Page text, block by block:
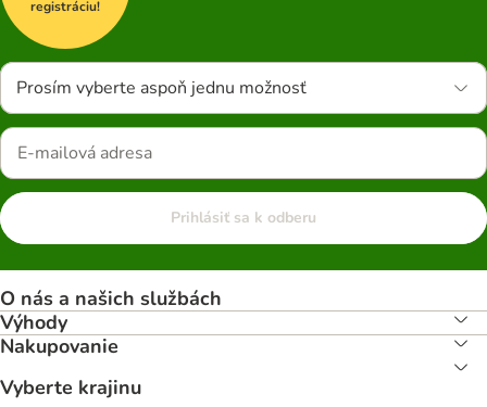
registráciu!
Prosím vyberte aspoň jednu možnosť
Prihlásiť sa k odberu
O nás a našich službách
Výhody
Nakupovanie
Vyberte krajinu